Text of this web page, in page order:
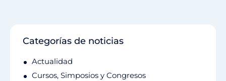
Categorías de noticias
Actualidad
Cursos, Simposios y Congresos